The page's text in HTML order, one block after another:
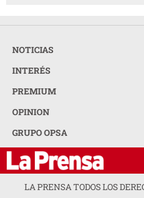
NOTICIAS
INTERÉS
PREMIUM
OPINION
GRUPO OPSA
LA PRENSA TODOS LOS